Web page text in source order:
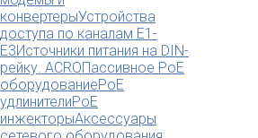
конвертерыУстройства
доступа по каналам E1-
E3Источники питания на DIN-
рейку. ACROПассивное PoE
оборудованиеPoE
удлинителиPoE
инжекторыАксессуары